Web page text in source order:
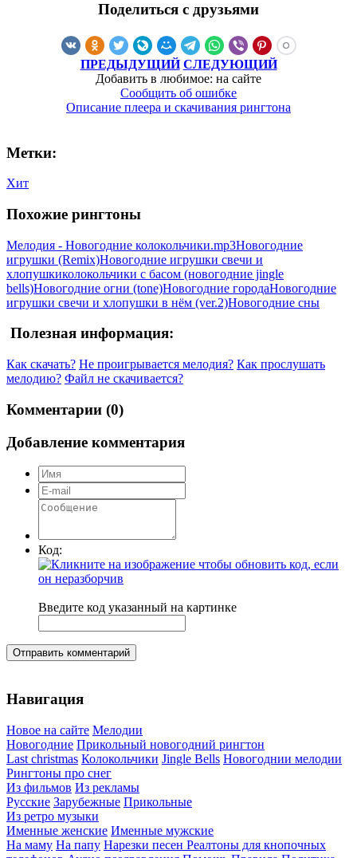
Поделиться с друзьями
ПРЕДЫДУЩИЙ СЛЕДУЮЩИЙ
Добавить в любимое: на сайте
Сообщить об ошибке
Описание плеера и скачивания рингтона
Метки:
Хит
Похожие рингтоны
Мелодия - Новогодние колокольчики.mp3Новогодние
игрушки (Remix)Новогодние игрушки свечи и
хлопушкиколокольчики с басом (новогодние jingle
bells)Новогодние огни (tone)Новогодние городаНовогодние
игрушки свечи и хлопушки в нём (ver.2)Новогодние сны
Полезная информация:
Как скачать? Не проигрывается мелодия? Как прослушать
мелодию? Файл не скачивается?
Комментарии (0)
Добавление комментария
Код:
Введите код указанный на картинке
Отправить комментарий
Навигация
Новое на сайте Мелодии
Новогодние Прикольный новогодний рингтон
Last christmas Колокольчики Jingle Bells Новогоднии мелодии
Рингтоны про снег
Из фильмов Из рекламы
Русские Зарубежные Прикольные
Из ретро музыки
Именные женские Именные мужские
На маму На папу Нарезки песен Реалтоны для кнопочных